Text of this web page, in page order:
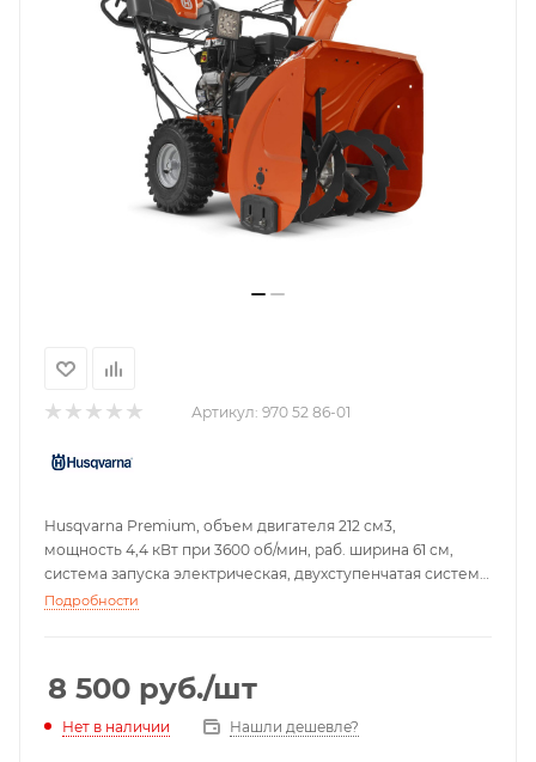
Артикул: 970 52 86-01
Husqvarna Premium, объем двигателя 212 см3,
мощность 4,4 кВт при 3600 об/мин, раб. ширина 61 см,
система запуска электрическая, двухступенчатая система
очистки, вес 93,4 кг
Подробности
8 500 руб./шт
Нет в наличии Нашли дешевле?